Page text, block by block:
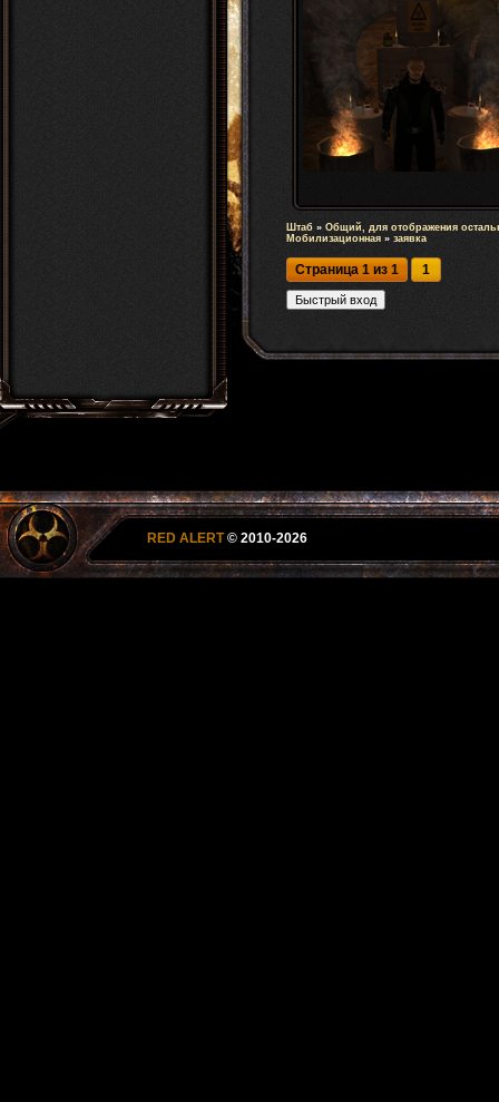
Штаб » Общий, для отображения
Мобилизационная » заявка
Страница 1 из 1 1
RED ALERT © 2010-2026